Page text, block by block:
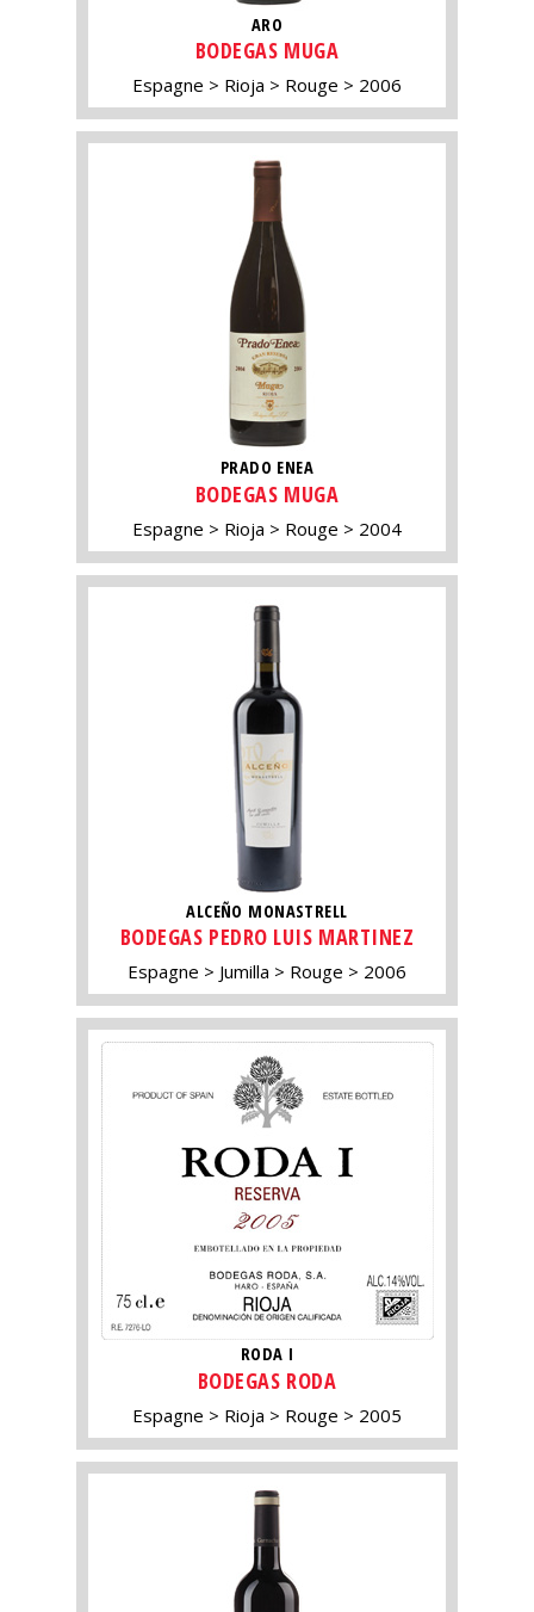
ARO
BODEGAS MUGA
Espagne Rioja Rouge 2006
PRADO ENEA
BODEGAS MUGA
Espagne Rioja Rouge 2004
ALCEÑO MONASTRELL
BODEGAS PEDRO LUIS MARTINEZ
Espagne Jumilla Rouge 2006
RODA I
BODEGAS RODA
Espagne Rioja Rouge 2005